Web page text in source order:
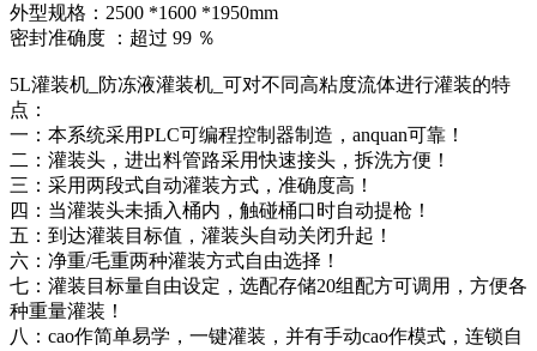
外型规格：2500 *1600 *1950mm
密封准确度 ：超过 99 ％
5L灌装机_防冻液灌装机_可对不同高粘度流体进行灌装的特
点：
一：本系统采用PLC可编程控制器制造，anquan可靠！
二：灌装头，进出料管路采用快速接头，拆洗方便！
三：采用两段式自动灌装方式，准确度高！
四：当灌装头未插入桶内，触碰桶口时自动提枪！
五：到达灌装目标值，灌装头自动关闭升起！
六：净重/毛重两种灌装方式自由选择！
七：灌装目标量自由设定，选配存储20组配方可调用，方便各
种重量灌装！
八：cao作简单易学，一键灌装，并有手动cao作模式，连锁自